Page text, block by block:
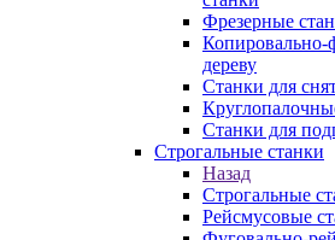
Фрезерные
Копировально-
дереву
Станки для
Станки для
Строгальные станки
Назад
Строгальные
Рейсмусовые